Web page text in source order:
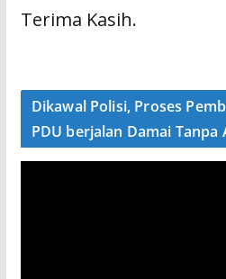
Terima Kasih.
Dikawal Polisi, Proses
PDU berjalan Damai Tanpa